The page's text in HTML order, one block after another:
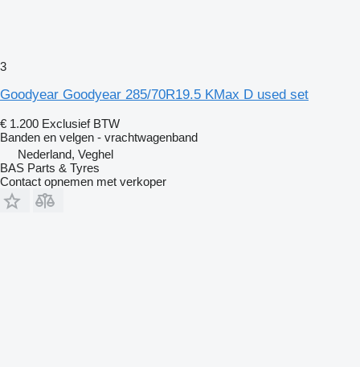
3
Goodyear Goodyear 285/70R19.5 KMax D used set
€ 1.200 Exclusief BTW
Banden en velgen - vrachtwagenband
Nederland, Veghel
BAS Parts & Tyres
Contact opnemen met verkoper